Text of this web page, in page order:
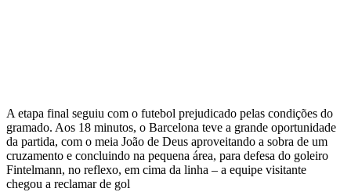
A etapa final seguiu com o futebol prejudicado pelas condições do
gramado. Aos 18 minutos, o Barcelona teve a grande oportunidade
da partida, com o meia João de Deus aproveitando a sobra de um
cruzamento e concluindo na pequena área, para defesa do goleiro
Fintelmann, no reflexo, em cima da linha – a equipe visitante
chegou a reclamar de gol